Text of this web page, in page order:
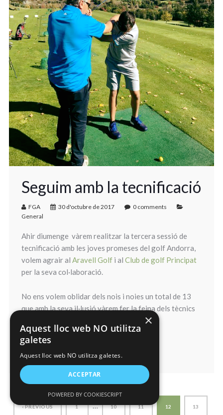
Seguim amb la tecnificació
FGA 30 d'octubre de 2017
0 comments
General
Ahir diumenge vàrem realitzar la tercera sessió de
tecnificació amb les joves promeses del golf Andorra,
volem agrair al Aravell Golfi al Club de golf Principat
per la seva col·laboració.
No ens volem oblidar dels nois i noies un total de 13
que amb la seva il·lusió vàrem fer la feina dels tècnics
Seguiu així!!!
‹ PREVIOUS 1 … 10 11 12 13
×
Aquest lloc web NO utilitza
galetes
Aquest lloc web NO utilitza galetes.
ACCEPTAR
POWERED BY COOKIESCRIPT